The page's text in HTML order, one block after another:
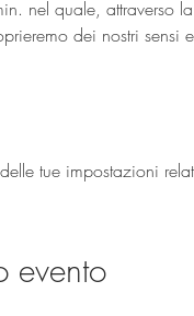
nel quale,
dei nostri sensi
tue impostazioni
evento